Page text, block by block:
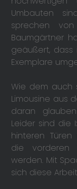
Umbauten
sprechen
Baumgärtner
geäußert,
Exemplare
Wie dem auch
Limousine aus
daran
Leider sind die
hinteren
die vorderen
werden. Mit
sich diese